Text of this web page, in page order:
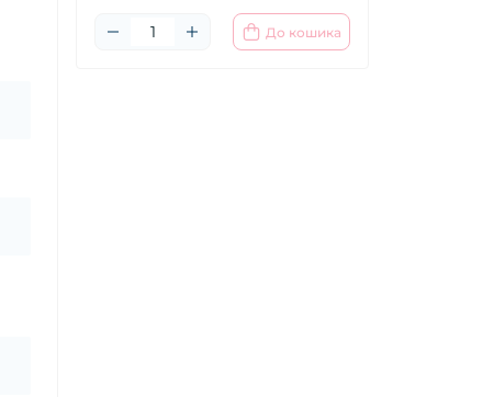
До кошика